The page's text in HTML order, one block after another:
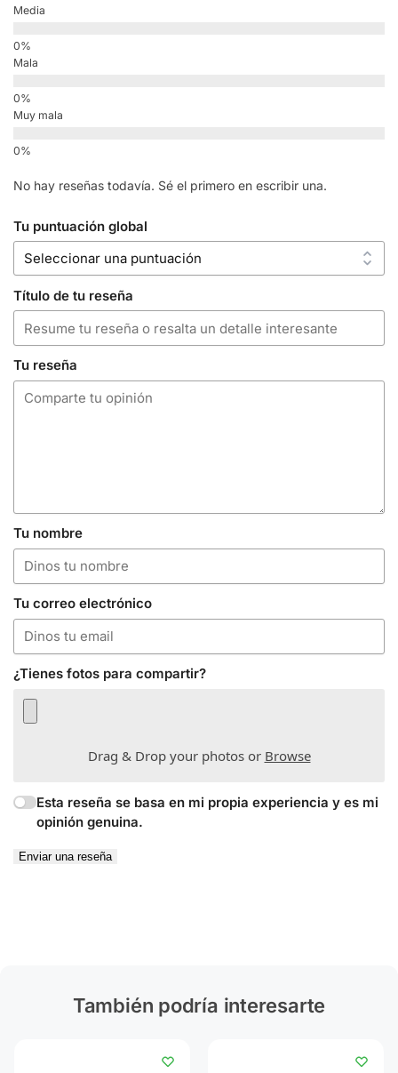
Media
Mala
Muy mala
No hay reseñas todavía. Sé el primero en escribir una.
Tu puntuación global
Título de tu reseña
Tu reseña
Tu nombre
Tu correo electrónico
¿Tienes fotos para compartir?
Drag & Drop your photos or Browse
Esta reseña se basa en mi propia experiencia y es mi
opinión genuina.
Enviar una reseña
También podría interesarte